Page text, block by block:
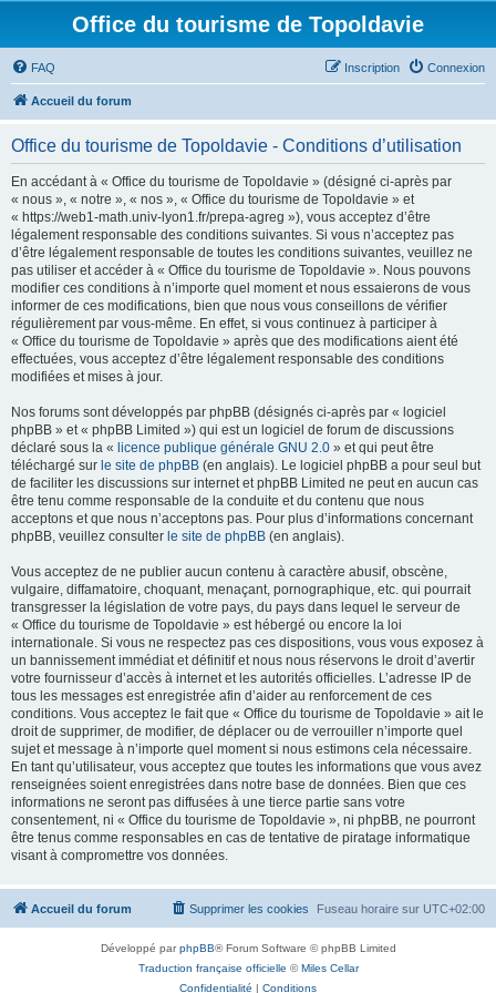
Office du tourisme de Topoldavie
FAQ Connexion
Inscription
Accueil du forum
Office du tourisme de Topoldavie - Conditions d’utilisation
En accédant à « Office du tourisme de Topoldavie » (désigné ci-après par
« nous », « notre », « nos », « Office du tourisme de Topoldavie » et
« https://web1-math.univ-lyon1.fr/prepa-agreg »), vous acceptez d’être
légalement responsable des conditions suivantes. Si vous n’acceptez pas
d’être légalement responsable de toutes les conditions suivantes, veuillez ne
pas utiliser et accéder à « Office du tourisme de Topoldavie ». Nous pouvons
modifier ces conditions à n’importe quel moment et nous essaierons de vous
informer de ces modifications, bien que nous vous conseillons de vérifier
régulièrement par vous-même. En effet, si vous continuez à participer à
« Office du tourisme de Topoldavie » après que des modifications aient été
effectuées, vous acceptez d’être légalement responsable des conditions
modifiées et mises à jour.
Nos forums sont développés par phpBB (désignés ci-après par « logiciel
phpBB » et « phpBB Limited ») qui est un logiciel de forum de discussions
déclaré sous la « licence publique générale GNU 2.0 » et qui peut être
téléchargé sur le site de phpBB (en anglais). Le logiciel phpBB a pour seul but
de faciliter les discussions sur internet et phpBB Limited ne peut en aucun cas
être tenu comme responsable de la conduite et du contenu que nous
acceptons et que nous n’acceptons pas. Pour plus d’informations concernant
phpBB, veuillez consulter le site de phpBB (en anglais).
Vous acceptez de ne publier aucun contenu à caractère abusif, obscène,
vulgaire, diffamatoire, choquant, menaçant, pornographique, etc. qui pourrait
transgresser la législation de votre pays, du pays dans lequel le serveur de
« Office du tourisme de Topoldavie » est hébergé ou encore la loi
internationale. Si vous ne respectez pas ces dispositions, vous vous exposez à
un bannissement immédiat et définitif et nous nous réservons le droit d’avertir
votre fournisseur d’accès à internet et les autorités officielles. L’adresse IP de
tous les messages est enregistrée afin d’aider au renforcement de ces
conditions. Vous acceptez le fait que « Office du tourisme de Topoldavie » ait le
droit de supprimer, de modifier, de déplacer ou de verrouiller n’importe quel
sujet et message à n’importe quel moment si nous estimons cela nécessaire.
En tant qu’utilisateur, vous acceptez que toutes les informations que vous avez
renseignées soient enregistrées dans notre base de données. Bien que ces
informations ne seront pas diffusées à une tierce partie sans votre
consentement, ni « Office du tourisme de Topoldavie », ni phpBB, ne pourront
être tenus comme responsables en cas de tentative de piratage informatique
visant à compromettre vos données.
Accueil du forum Fuseau horaire sur UTC+02:00
Supprimer les cookies
Développé parphpBB® Forum Software © phpBB Limited
Traduction française officielle ©Miles Cellar
Confidentialité | Conditions